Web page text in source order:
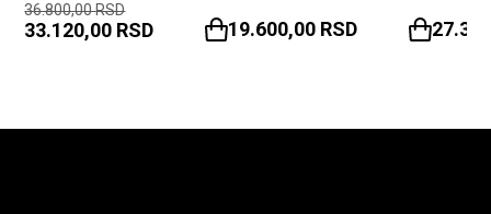
36.800,00RSD
33.120,00 RSD 19.600,00 RSD